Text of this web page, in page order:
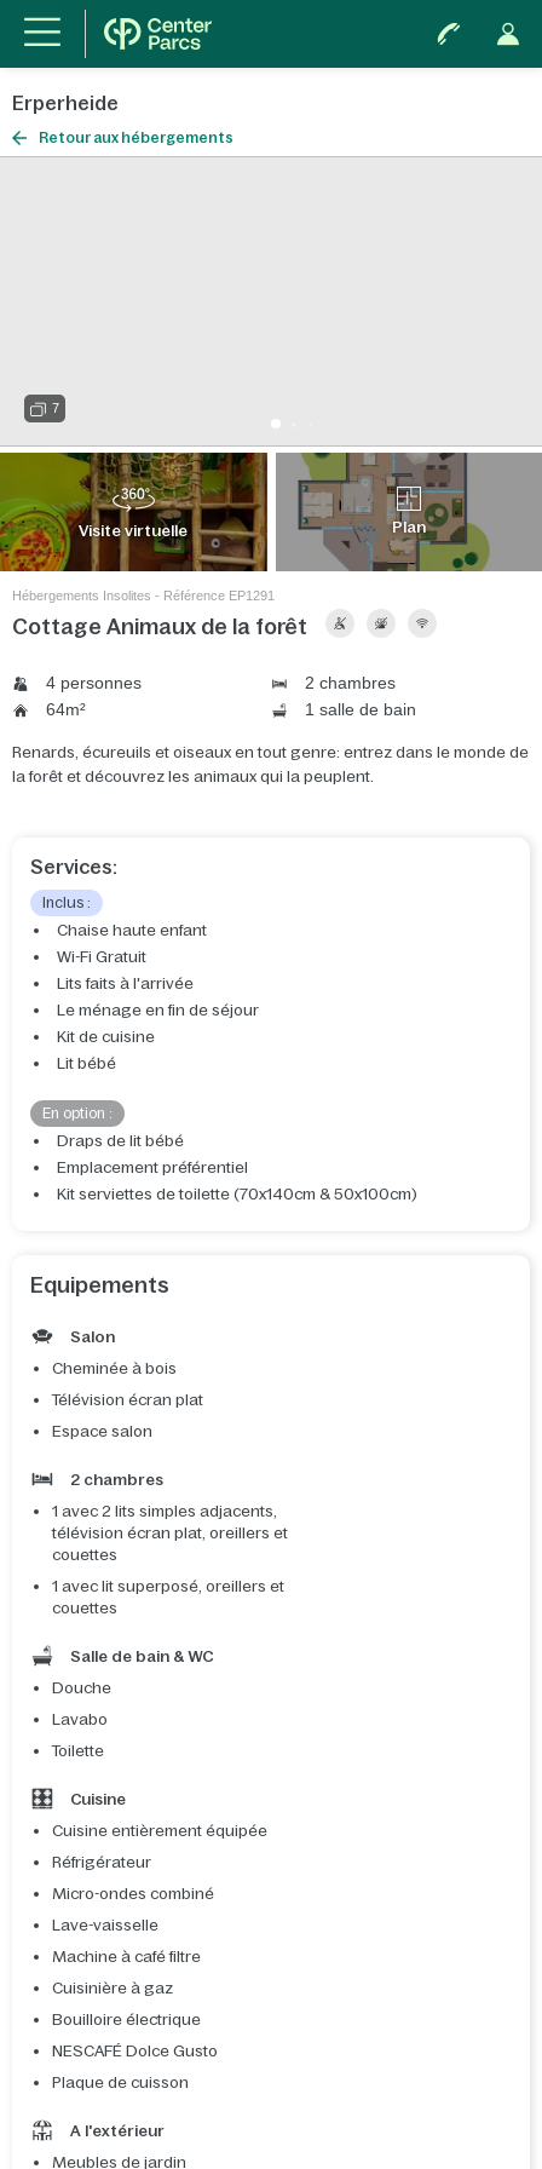
Erperheide
Retour aux hébergements
7
Visite virtuelle Plan
Hébergements Insolites - Référence EP1291
Cottage Animaux de la forêt
4 personnes
2 chambres
64m²
1 salle de bain
Renards, écureuils et oiseaux en tout genre: entrez dans le monde de
la forêt et découvrez les animaux qui la peuplent.
Services:
Inclus :
Chaise haute enfant
Wi-Fi Gratuit
Lits faits à l'arrivée
Le ménage en fin de séjour
Kit de cuisine
Lit bébé
En option :
Draps de lit bébé
Emplacement préférentiel
Kit serviettes de toilette (70x140cm & 50x100cm)
Equipements
Salon
Cheminée à bois
Télévision écran plat
Espace salon
2 chambres
1 avec 2 lits simples adjacents,
télévision écran plat, oreillers et
couettes
1 avec lit superposé, oreillers et
couettes
Salle de bain & WC
Douche
Lavabo
Toilette
Cuisine
Cuisine entièrement équipée
Réfrigérateur
Micro-ondes combiné
Lave-vaisselle
Machine à café filtre
Cuisinière à gaz
Bouilloire électrique
NESCAFÉ Dolce Gusto
Plaque de cuisson
A l'extérieur
Meubles de jardin